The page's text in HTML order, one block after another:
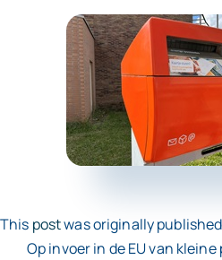
Mijn NBC
This postwas originally
Op invoer in de EU van